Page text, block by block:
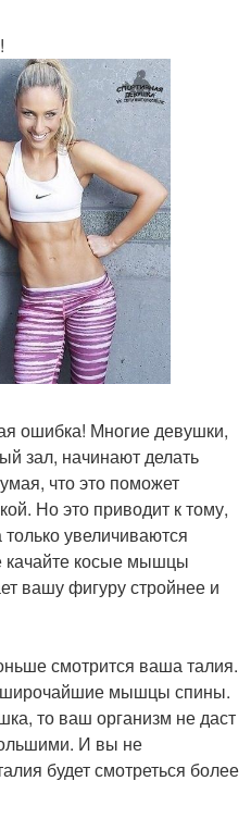
ошибка! Многие девушки,
зал, начинают делать
что это поможет
Но это приводит к тому,
увеличиваются
косые мышцы
вашу фигуру стройнее и
смотрится ваша талия.
широчайшие мышцы спины.
то ваш организм не даст
И вы не
будет смотреться более